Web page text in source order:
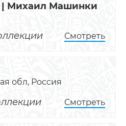
| Михаил Машинки
Смотреть
обл, Россия
Смотреть